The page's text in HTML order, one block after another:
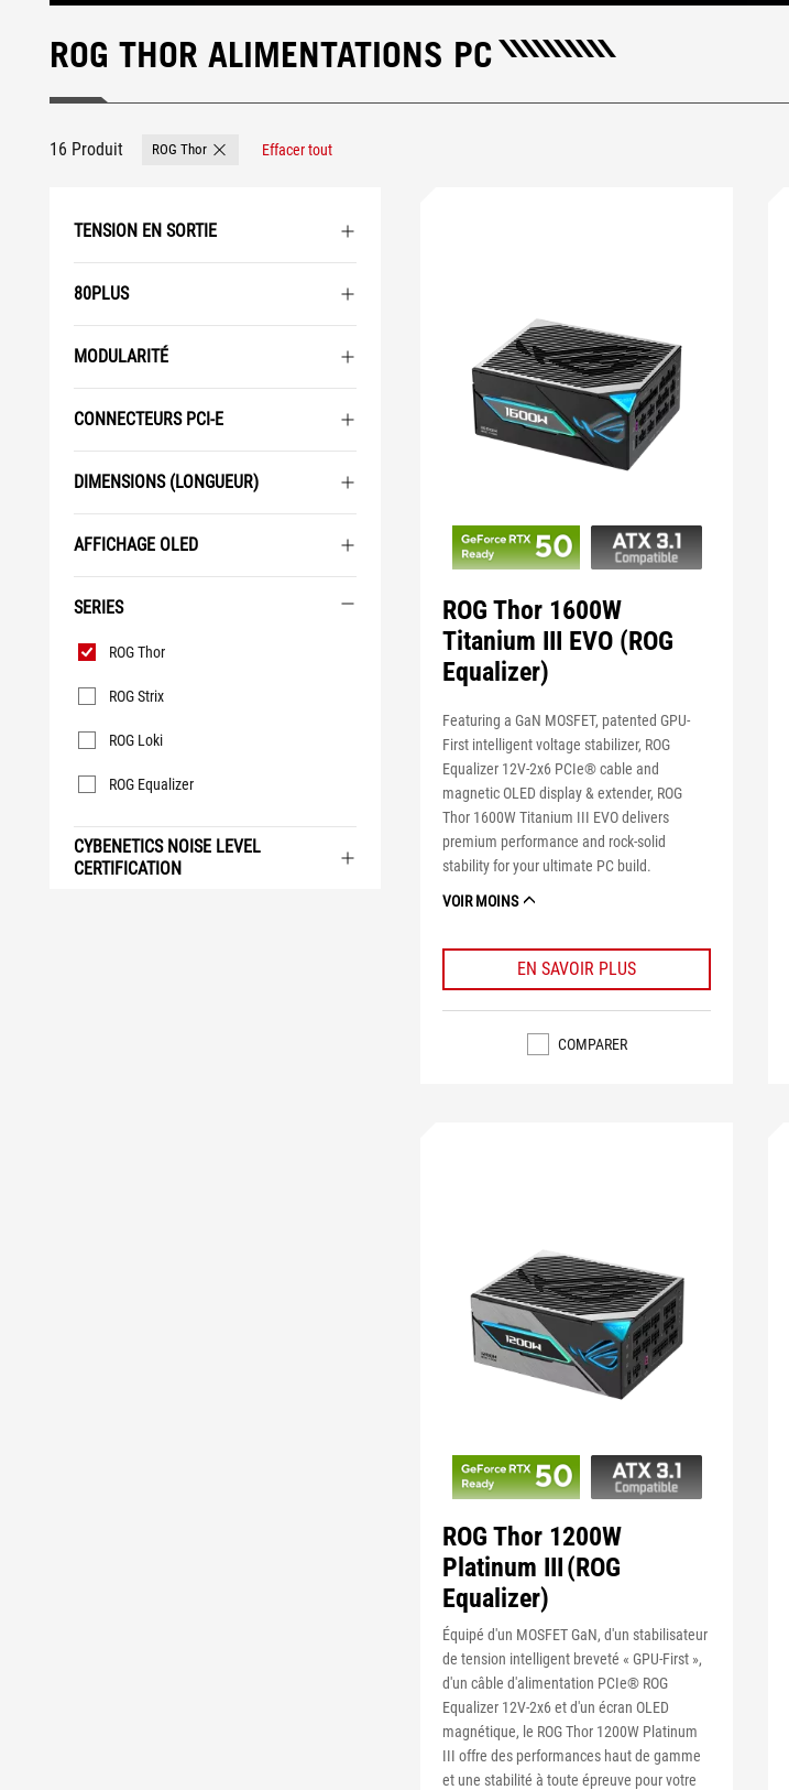
ROG THOR ALIMENTATIONS PC
16 Produit ROG Thor Remove ROG Thor
Effacer tout
TENSION EN SORTIE
80PLUS
MODULARITÉ
CONNECTEURS PCI-E
DIMENSIONS (LONGUEUR)
AFFICHAGE OLED
SERIES
Series
ROG Thor
ROG Strix
ROG Loki
ROG Equalizer
CYBENETICS NOISE LEVEL
CERTIFICATION
ROG Thor 1600W
Titanium III EVO (ROG
Equalizer)
Featuring a GaN MOSFET, patented GPU-
First intelligent voltage stabilizer, ROG
Equalizer 12V-2x6 PCIe® cable and
magnetic OLED display & extender, ROG
Thor 1600W Titanium III EVO delivers
premium performance and rock-solid
stability for your ultimate PC build.
VOIR MOINS
EN SAVOIR PLUS
COMPARER
ROG Thor 1200W
Platinum III (ROG
Equalizer)
Équipé d'un MOSFET GaN, d'un stabilisateur
de tension intelligent breveté « GPU-First »,
d'un câble d'alimentation PCIe® ROG
Equalizer 12V-2x6 et d'un écran OLED
magnétique, le ROG Thor 1200W Platinum
III offre des performances haut de gamme
et une stabilité à toute épreuve pour votre